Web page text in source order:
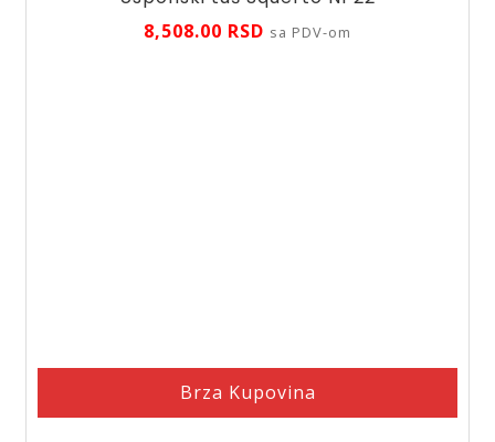
8,508.00 RSD sa PDV-om
Brza Kupovina